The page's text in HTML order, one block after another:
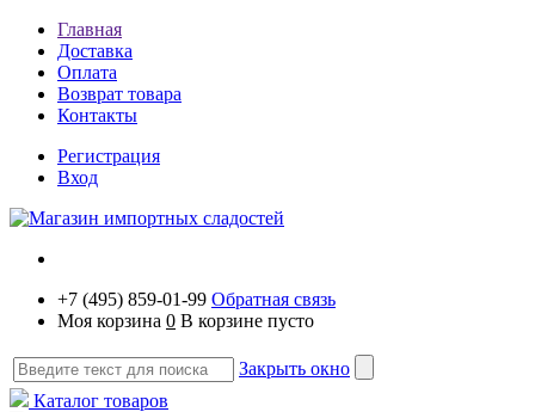
Главная
Доставка
Оплата
Возврат товара
Контакты
Регистрация
Вход
+7 (495) 859-01-99 Обратная связь
Моя корзина 0 В корзине пусто
Закрыть окно
Каталог товаров